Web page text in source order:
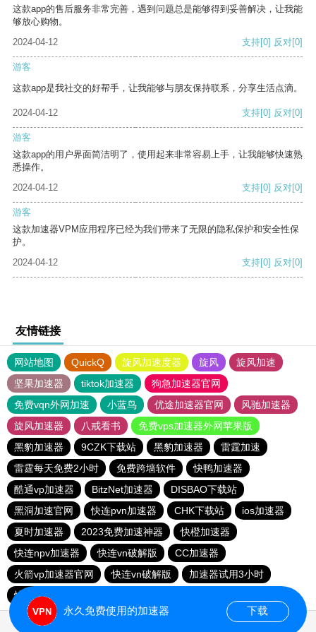
这款app的售后服务非常完善，遇到问题总是能够得到妥善解决，让我能
够放心购物。
2024-04-12
支持[0] 反对[0]
游客
这款app是我社交的好帮手，让我能够与朋友保持联系，分享生活点滴。
2024-04-12 支持[0] 反对[0]
游客
这款app的用户界面简洁明了，使用起来非常容易上手，让我能够快速熟
悉操作。
2024-04-12
支持[0] 反对[0]
游客
这款加速器VPM应用程序已经为我们带来了无限的隐私保护和安全性保
护。
2024-04-12
支持[0] 反对[0]
友情链接
网站地图 QuickQ 旋风加速度器 旋风
旋风加速
坚果加速器
tiktok加速器
狗急加速器官网
免费vqn外网加速
小蓝鸟 优途加速器官网
风驰加速器
旋风加速器
八戒看书
免费vps加速器外网苹果版
黑豹加速器
9CZK下载站 黑豹加速器
雷霆加速
雷霆每天免费2小时
免费跨墙软件
快鸭加速器
酷通vp加速器
BitzNet加速器
DISBAO下载站
黑洞加速官网
快连pvn加速器 CHK下载站
ios加速器
夏时加速器
2023免费加速神器
快橙加速器
快连npv加速器
快连vn破解版
CC加速器
火箭vp加速器官网
快连vn破解版
加速器试用3小时
快鸭加速器
永久免费使用的加速器 下载